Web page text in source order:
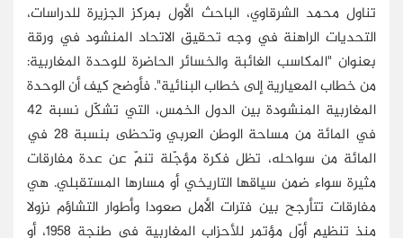
تناول محمد الشرقاوي، الباحث الأول بمركز الجزيرة للدراسات،
التحديات الراهنة في وجه تحقيق الاتحاد المنشود في ورقة
بعنوان "المكاسب الغائبة والخسائر الحاضرة للوحدة المغاربية:
من خطاب المعيارية إلى خطاب البنائية". فأوضح كيف أن الوحدة
المغاربية المنشودة بين الدول الخمس، التي تشكّل نسبة 42
في المائة من مساحة الوطن العربي وتحظى بنسبة 28 في
المائة من سواحله، تظل فكرة مؤجّلة تنمّ عن عدة مفارقات
مثيرة سواء ضمن سياقها التاريخي أو مسارها المستقبلي. هي
مفارقات تتأرجح بين فترات الأمل صعودا وأطوار التشاؤم نزولا
منذ تنظيم أوّل مؤتمر للأحزاب المغاربية في طنجة 1958، أو